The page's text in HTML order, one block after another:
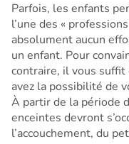
Parfois, les enfants
l’une des «
absolument aucun
un enfant. Pour
contraire, il vous suffit
avez la possibilité de
À partir de la période
enceintes devront
l’accouchement, du